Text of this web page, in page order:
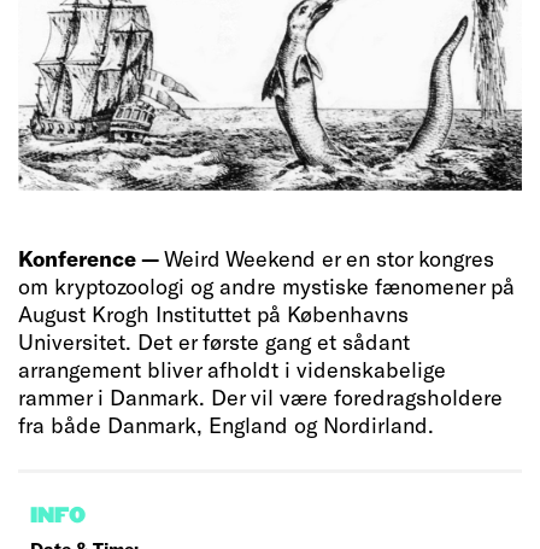
Konference —Weird Weekend er en stor kongres
om kryptozoologi og andre mystiske fænomener på
August Krogh Instituttet på Københavns
Universitet. Det er første gang et sådant
arrangement bliver afholdt i videnskabelige
rammer i Danmark. Der vil være foredragsholdere
fra både Danmark, England og Nordirland.
INFO